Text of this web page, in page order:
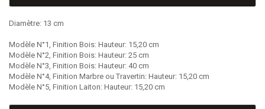
Diamètre: 13 cm
Modèle N°1, Finition Bois: Hauteur: 15,20 cm
Modèle N°2, Finition Bois: Hauteur: 25 cm
Modèle N°3, Finition Bois: Hauteur: 40 cm
Modèle N°4, Finition Marbre ou Travertin: Hauteur: 15,20 cm
Modèle N°5, Finition Laiton: Hauteur: 15,20 cm